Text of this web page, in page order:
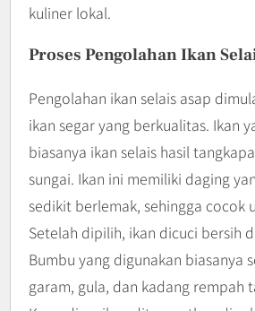
kuliner lokal.
Proses Pengolahan Ikan
Pengolahan ikan selais asap
ikan segar yang berkualitas. Ikan
biasanya ikan selais hasil
sungai. Ikan ini memiliki daging
sedikit berlemak, sehingga cocok
Setelah dipilih, ikan dicuci bersih
Bumbu yang digunakan biasanya
garam, gula, dan kadang rempah